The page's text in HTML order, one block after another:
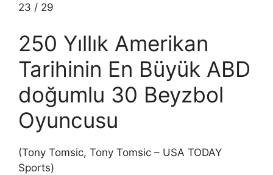
23 / 29
250 Yıllık Amerikan
Tarihinin En Büyük ABD
doğumlu 30 Beyzbol
Oyuncusu
(Tony Tomsic, Tony Tomsic – USA TODAY
Sports)